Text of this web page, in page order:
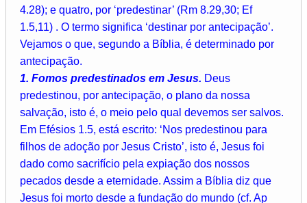
4.28); e quatro, por ‘predestinar’ (Rm 8.29,30; Ef
1.5,11) . O termo significa ‘destinar por antecipação’.
Vejamos o que, segundo a Bíblia, é determinado por
antecipação.
1. Fomos predestinados em Jesus. Deus
predestinou, por antecipação, o plano da nossa
salvação, isto é, o meio pelo qual devemos ser salvos.
Em Efésios 1.5, está escrito: ‘Nos predestinou para
filhos de adoção por Jesus Cristo’, isto é, Jesus foi
dado como sacrifício pela expiação dos nossos
pecados desde a eternidade. Assim a Bíblia diz que
Jesus foi morto desde a fundação do mundo (cf. Ap